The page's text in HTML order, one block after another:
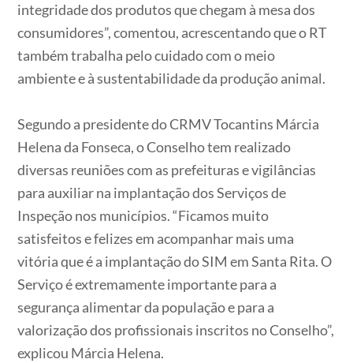
integridade dos produtos que chegam à mesa dos
consumidores”, comentou, acrescentando que o RT
também trabalha pelo cuidado com o meio
ambiente e à sustentabilidade da produção animal.
Segundo a presidente do CRMV Tocantins Márcia
Helena da Fonseca, o Conselho tem realizado
diversas reuniões com as prefeituras e vigilâncias
para auxiliar na implantação dos Serviços de
Inspeção nos municípios. “Ficamos muito
satisfeitos e felizes em acompanhar mais uma
vitória que é a implantação do SIM em Santa Rita. O
Serviço é extremamente importante para a
segurança alimentar da população e para a
valorização dos profissionais inscritos no Conselho”,
explicou Márcia Helena.